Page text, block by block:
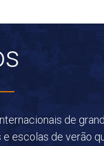
de
escolas de verão